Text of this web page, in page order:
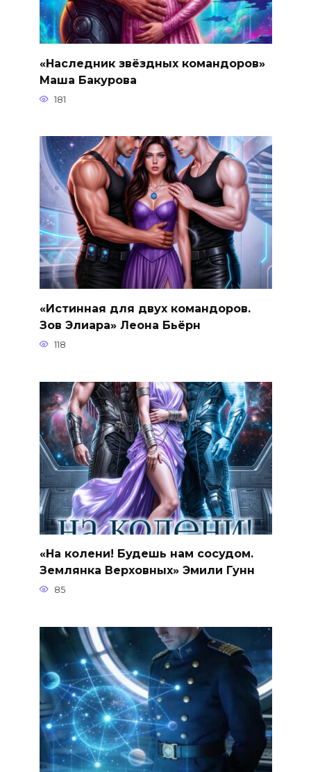
«Наследник звёздных командоров»
Маша Бакурова
181
«Истинная для двух командоров.
Зов Элиара» Леона Бьёрн
118
«На колени! Будешь нам сосудом.
Землянка Верховных» Эмили Гунн
85